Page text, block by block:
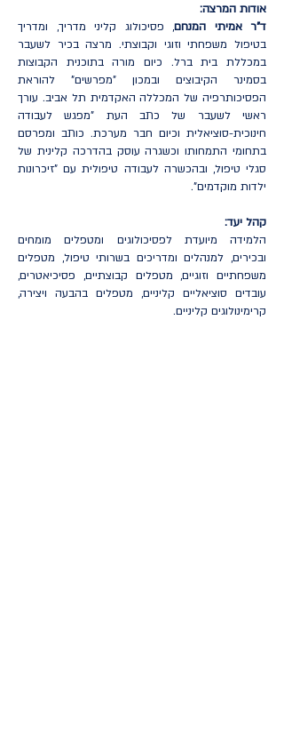
אודות המרצה:
ד"ר אמיתי המנחם, פסיכולוג קליני מדריך, ומדריך
בטיפול משפחתי וזוגי וקבוצתי. מרצה בכיר לשעבר
במכללת בית ברל. כיום מורה בתוכנית הקבוצות
בסמינר הקיבוצים ובמכון "מפרשים" להוראת
הפסיכותרפיה של המכללה האקדמית תל אביב. עורך
ראשי לשעבר של כתב העת "מפגש לעבודה
חינוכית-סוציאלית וכיום חבר מערכת. כותב ומפרסם
בתחומי התמחותו וכשגרה עוסק בהדרכה קלינית של
סגלי טיפול, ובהכשרה לעבודה טיפולית עם "זיכרונות
ילדות מוקדמים".
קהל יעד:
הלמידה מיועדת לפסיכולוגים ומטפלים מומחים
ובכירים, למנהלים ומדריכים בשרותי טיפול, מטפלים
משפחתיים וזוגיים, מטפלים קבוצתיים, פסיכיאטרים,
עובדים סוציאליים קליניים, מטפלים בהבעה ויצירה,
קרימינולוגים קליניים.